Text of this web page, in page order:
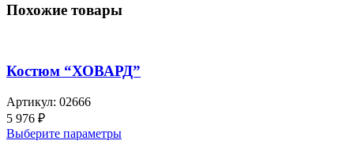
Похожие товары
Костюм “ХОВАРД”
Артикул: 02666
5 976 ₽
Выберите параметры